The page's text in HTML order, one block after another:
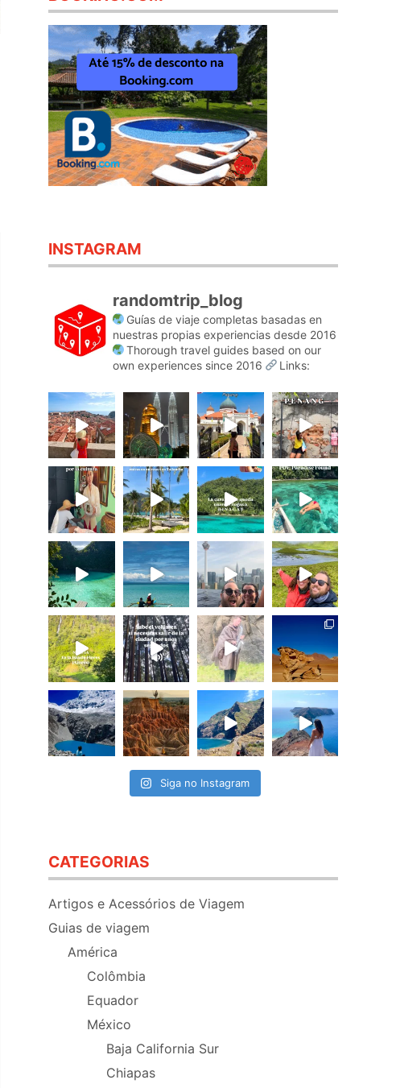
INSTAGRAM
randomtrip_blog
Guías de viaje completas basadas en
nuestras propias experiencias desde 2016
Thorough travel guides based on our
own experiences since 2016
Links:
Siga no Instagram
CATEGORIAS
Artigos e Acessórios de Viagem
Guias de viagem
América
Colômbia
Equador
México
Baja California Sur
Chiapas